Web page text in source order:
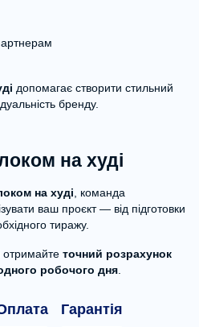
допомагає створити стильний
бренду.
на худі
на худі , команда
ваш проєкт — від підготовки
тиражу.
отримайте точний розрахунок
робочого дня
Гарантія